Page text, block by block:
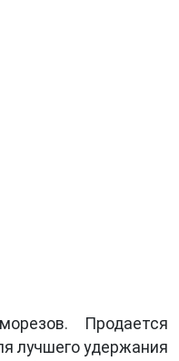
Продается
лучшего удержания